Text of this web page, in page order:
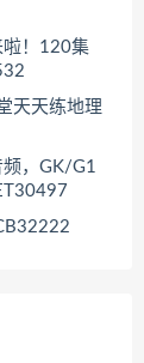
啦！120集
天天练地理
，GK/G1